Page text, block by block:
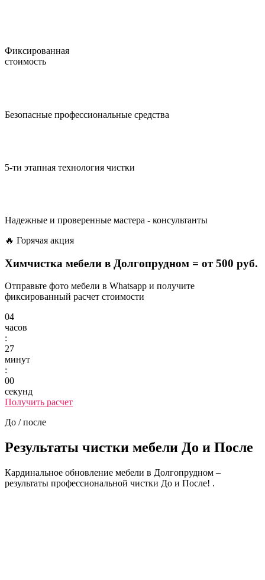
Фиксированная
стоимость
Безопасные профессиональные средства
5-ти этапная технология чистки
Надежные и проверенные мастера - консультанты
🔥 Горячая акция
Химчистка мебели в Долгопрудном = от 500 руб.
Отправьте фото мебели в Whatsapp и получите
фиксированный расчет стоимости
04
часов
:
27
минут
:
00
секунд
Получить расчет
До / после
Результаты чистки мебели До и После
Кардинальное обновление мебели в Долгопрудном –
результаты профессиональной чистки До и После! .